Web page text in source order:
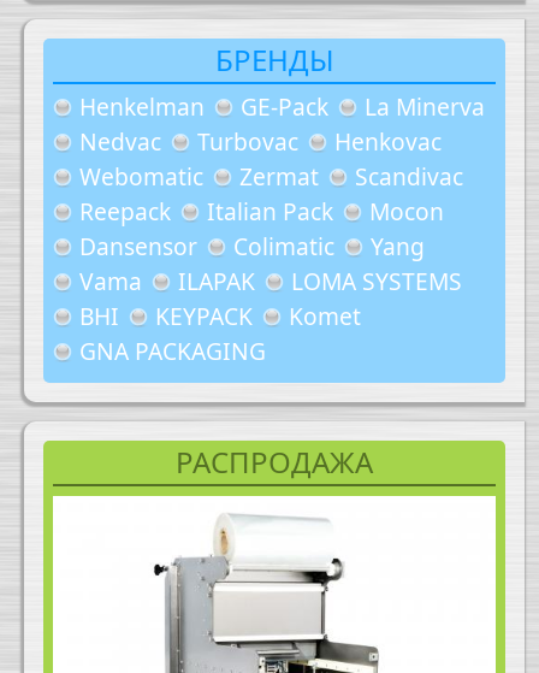
БРЕНДЫ
Henkelman GE-Pack
La Minerva
Nedvac
Turbovac
Henkovac
Webomatic
Zermat
Scandivac
Reepack
Italian Pack
Mocon
Dansensor
Colimatic
Yang
Vama
ILAPAK
LOMA SYSTEMS
BHI
KEYPACK
Komet
GNA PACKAGING
РАСПРОДАЖА